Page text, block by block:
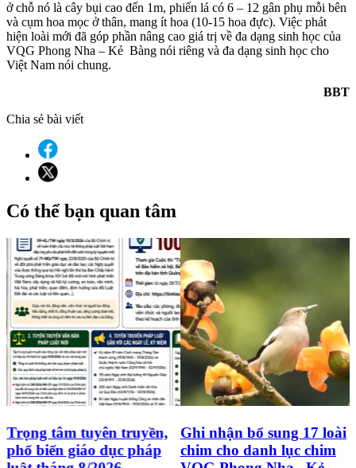
ở chỗ nó là cây bụi cao đến 1m, phiến lá có 6 – 12 gân phụ mỗi bên
và cụm hoa mọc ở thân, mang ít hoa (10-15 hoa đực). Việc phát
hiện loài mới đã góp phần nâng cao giá trị về đa dạng sinh học của
VQG Phong Nha – Kẻ Bàng nói riêng và đa dạng sinh học cho
Việt Nam nói chung.
BBT
Chia sẻ bài viết
Có thể bạn quan tâm
tuyên truyền,
giáo dục pháp
Ghi nhận bổ sung 17 loài
chim cho danh lục chim
Công ty